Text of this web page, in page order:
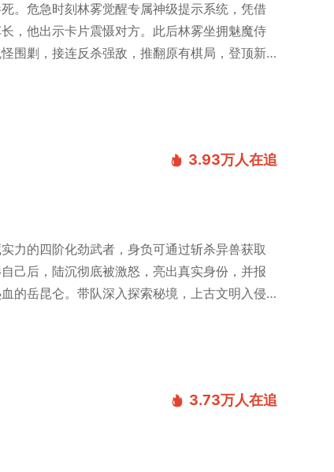
。危急时刻林雾觉醒专属神级提示系统，凭借
，他出示卡片震慑对方。此后林雾坐拥魅魔侍
围剿，接连反杀强敌，推翻原有棋局，登顶新
3.93万人在追
力的四阶化劲武者，身负可通过斩杀异兽获取
己后，陆沉彻底被激怒，亮出真实身份，并报
的岳昆仑。带队深入探索秘境，上古文明入侵
3.73万人在追